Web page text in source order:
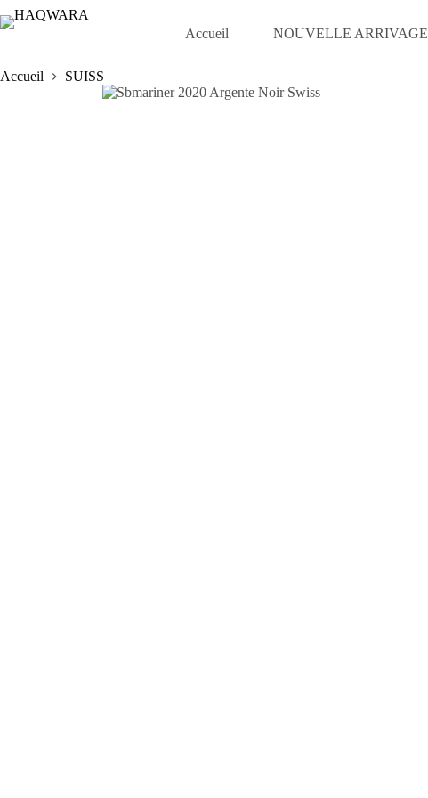
Passer
au
Accueil NOUVELLE ARRIVAGE
Accueil
SUISS